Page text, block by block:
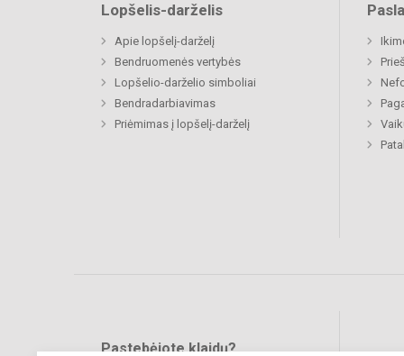
Lopšelis-darželis
Apie lopšelį-darželį
Bendruomenės vertybės
Lopšelio-darželio simboliai
Bendradarbiavimas
Priėmimas į lopšelį-darželį
Pastebėjote klaidų?